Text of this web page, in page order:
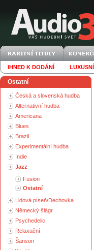
IHNED K DODÁNÍ
Ostatní
Česká a slovenská hudba
Alternativní hudba
Americana
Blues
Brazil
Experimentální hudba
Indie
Jazz
Fusion
Ostatní
Lidová píseň/Dechovka
Německý šlágr
Psychedelic
Relaxační
Šanson